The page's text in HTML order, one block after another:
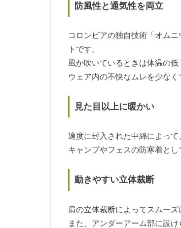
防風性と通気性を両立
コロンビアの独自技術「オム
トです。
風か吹いているときは体温の
ウェア内の不快なムレを少なく
見た目以上に暖かい
適度に封入された中綿によって
キャンプやフェスの防寒着とし
動きやすい立体裁断
肩の立体裁断によってスムーズ
また、アンダーアーム部に設